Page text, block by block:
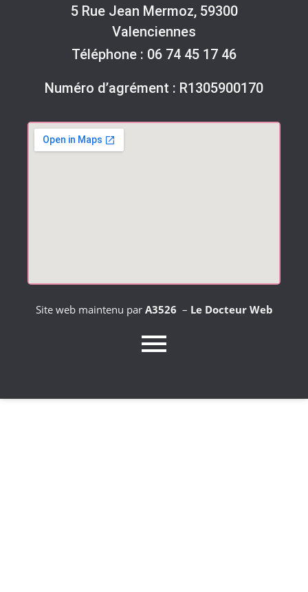
5 Rue Jean Mermoz, 59300
Valenciennes
Téléphone : 06 74 45 17 46
Numéro d’agrément : R1305900170
Site web maintenu par A3526 – Le Docteur Web